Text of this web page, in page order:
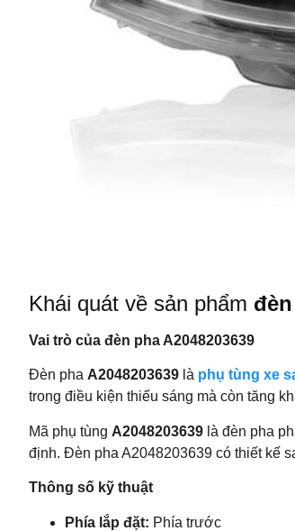
Khái quát về sản phẩm
Vai trò của đèn pha A2048203639
Đèn pha A2048203639 là phụ tùng xe
trong điều kiện thiếu sáng mà còn tăng
Mã phụ tùng A2048203639 là đèn pha
định. Đèn pha A2048203639 có thiết kế
Thông số kỹ thuật
Phía lắp đặt: Phía trước